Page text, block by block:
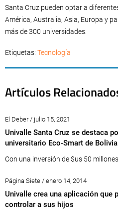
Santa Cruz pueden optar a
América, Australia, Asia, Europa y
más de 300 universidades.
Etiquetas: Tecnología
Artículos
El Deber / julio 15, 2021
Univalle Santa Cruz se destaca
universitario Eco-Smart de Bolivia
Con una inversión de $us 50
Página Siete / enero 14, 2014
Univalle crea una aplicación que
controlar a sus hijos